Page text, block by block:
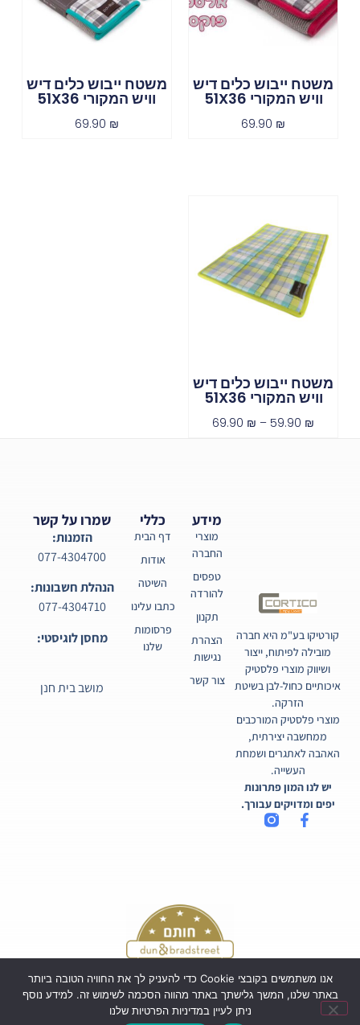
משטח ייבוש כלים דיש
וויש המקורי 51X36
69.90 ₪
משטח ייבוש כלים דיש
וויש המקורי 51X36
69.90 ₪
משטח ייבוש כלים דיש
וויש המקורי 51X36
59.90 ₪
–
69.90 ₪
קורטיקו בע"מ היא חברה
מובילה לפיתוח, ייצור
ושיווק מוצרי פלסטיק
איכותיים כחול-לבן בשיטת
הזרקה.
מוצרי פלסטיק המורכבים
ממחשבה יצירתית,
האהבה לאתגרים ושמחת
העשייה.
יש לנו המון פתרונות
יפים ומדויקים עבורך.
כללי
דף הבית
אודות
השיטה
כתבו עלינו
פרסומות
שלנו
מידע
מוצרי
החברה
טפסים
להורדה
תקנון
הצהרת
נגישות
צור קשר
שמרו על קשר
הזמנות:
077-4304700
הנהלת חשבונות:
077-4304710
מחסן לוגיסטי:
מושב בית חנן
אנו משתמשים בקובצי Cookie כדי להעניק לך את החוויה הטובה ביותר
באתר שלנו, המשך גלישתך באתר מהווה הסכמה לשימוש זה. למידע נוסף
ניתן לעיין במדיניות הפרטיות שלנו